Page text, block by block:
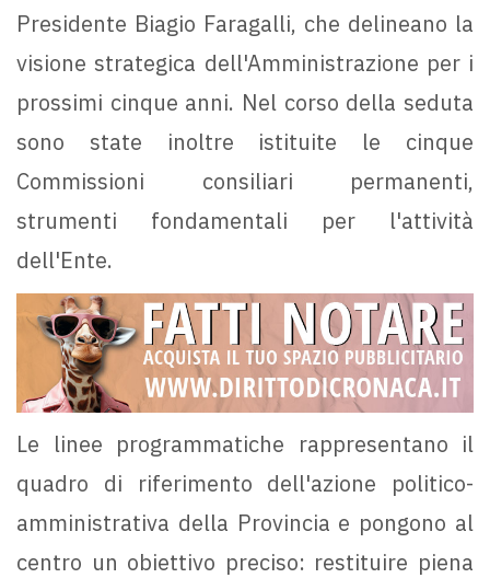
Presidente Biagio Faragalli, che delineano la
visione strategica dell'Amministrazione per i
prossimi cinque anni. Nel corso della seduta
sono state inoltre istituite le cinque
Commissioni consiliari permanenti,
strumenti fondamentali per l'attività
dell'Ente.
Le linee programmatiche rappresentano il
quadro di riferimento dell'azione politico-
amministrativa della Provincia e pongono al
centro un obiettivo preciso: restituire piena